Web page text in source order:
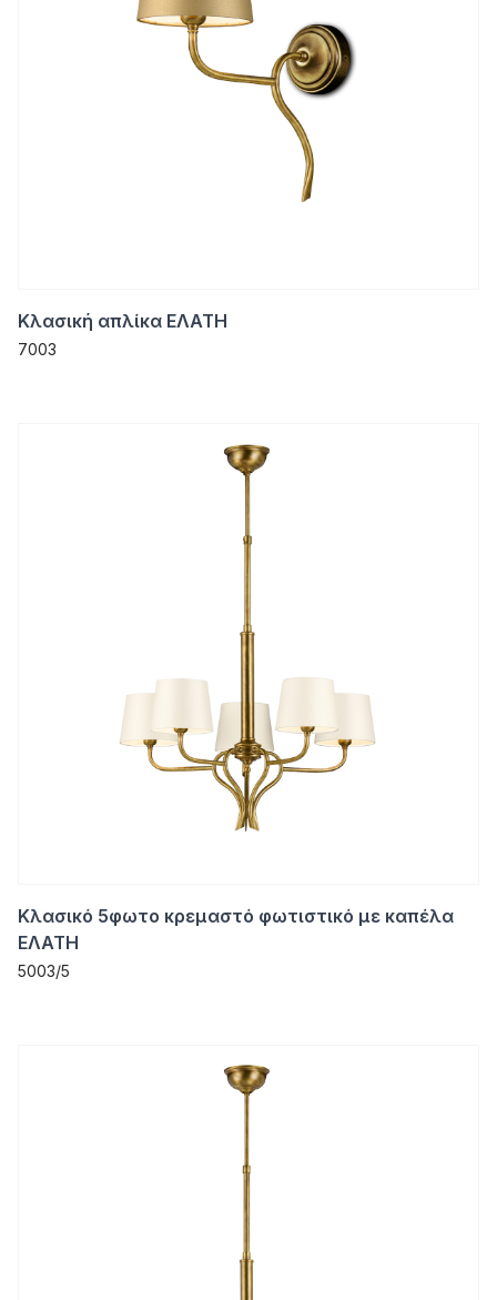
Κλασική απλίκα ΕΛΑΤΗ
7003
Κλασικό 5φωτο κρεμαστό φωτιστικό με καπέλα
ΕΛΑΤΗ
5003/5